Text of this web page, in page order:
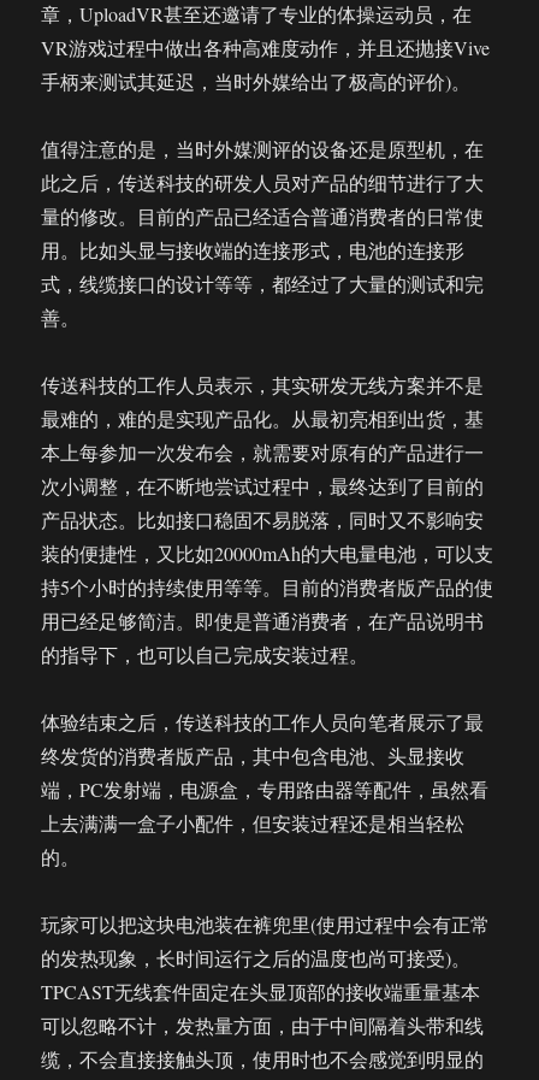
章，UploadVR甚至还邀请了专业的体操运动员，在
VR游戏过程中做出各种高难度动作，并且还抛接Vive
手柄来测试其延迟，当时外媒给出了极高的评价)。
值得注意的是，当时外媒测评的设备还是原型机，在
此之后，传送科技的研发人员对产品的细节进行了大
量的修改。目前的产品已经适合普通消费者的日常使
用。比如头显与接收端的连接形式，电池的连接形
式，线缆接口的设计等等，都经过了大量的测试和完
善。
传送科技的工作人员表示，其实研发无线方案并不是
最难的，难的是实现产品化。从最初亮相到出货，基
本上每参加一次发布会，就需要对原有的产品进行一
次小调整，在不断地尝试过程中，最终达到了目前的
产品状态。比如接口稳固不易脱落，同时又不影响安
装的便捷性，又比如20000mAh的大电量电池，可以支
持5个小时的持续使用等等。目前的消费者版产品的使
用已经足够简洁。即使是普通消费者，在产品说明书
的指导下，也可以自己完成安装过程。
体验结束之后，传送科技的工作人员向笔者展示了最
终发货的消费者版产品，其中包含电池、头显接收
端，PC发射端，电源盒，专用路由器等配件，虽然看
上去满满一盒子小配件，但安装过程还是相当轻松
的。
玩家可以把这块电池装在裤兜里(使用过程中会有正常
的发热现象，长时间运行之后的温度也尚可接受)。
TPCAST无线套件固定在头显顶部的接收端重量基本
可以忽略不计，发热量方面，由于中间隔着头带和线
缆，不会直接接触头顶，使用时也不会感觉到明显的